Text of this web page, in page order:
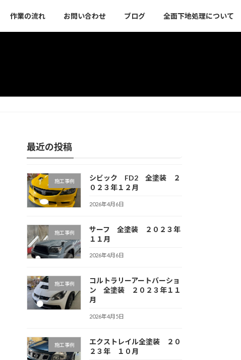
作業の流れ お問い合わせ ブログ 全面下地処理について
最近の投稿
施工事例
シビック FD2 全塗装 ２
０２３年１２月
2026年4月6日
施工事例
サーフ 全塗装 ２０２３年
１１月
2026年4月6日
施工事例
コルトラリーアートバーショ
ン 全塗装 ２０２３年１１
月
2026年4月5日
施工事例
エクストレイル全塗装 ２０
２３年 １０月